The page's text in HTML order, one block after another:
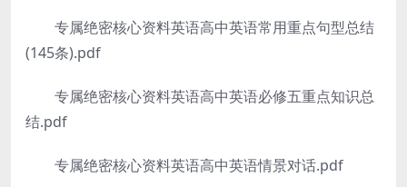
专属绝密核心资料英语高中英语常用重点句型总结
(145条).pdf
专属绝密核心资料英语高中英语必修五重点知识总
结.pdf
专属绝密核心资料英语高中英语情景对话.pdf